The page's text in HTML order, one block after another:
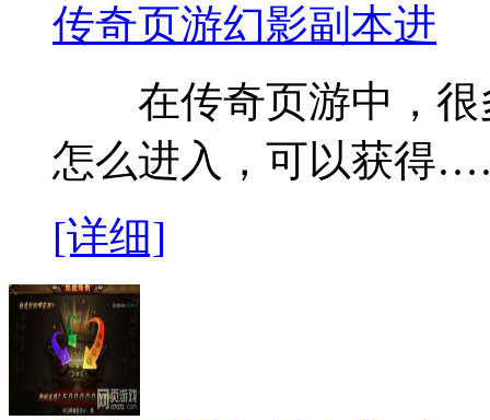
传奇页游幻影副本进
在传奇页游中，很
怎么进入，可以获得
[详细]